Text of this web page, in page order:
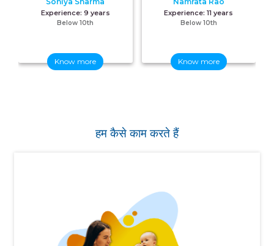
Experience: 9 years
Below 10th
Know more
Experience:11 years
Below 10th
Know more
हम कैसे काम करते हैं